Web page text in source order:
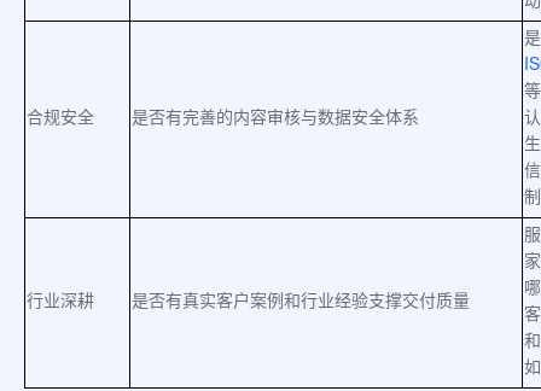
合规安全 是否有完善的内容审核与数据安全体系
行业深耕 是否有真实客户案例和行业经验支撑交付质量